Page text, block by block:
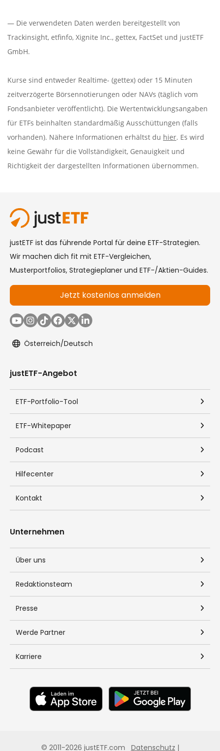
— Die verwendeten Daten werden bereitgestellt von
Trackinsight, etfinfo, Xignite Inc., gettex, FactSet und justETF
GmbH.
Kurse sind entweder Realtime- (gettex) oder 15 Minuten
zeitverzögerte Börsennotierungen oder NAVs (täglich vom
Fondsanbieter veröffentlicht). Die Wertentwicklungsangaben
für ETFs beinhalten standardmäßig Ausschüttungen (falls
vorhanden). Nähere Informationen erhältst du hier. Es wird
keine Gewähr für die Vollständigkeit, Genauigkeit und
Richtigkeit der dargestellten Informationen übernommen.